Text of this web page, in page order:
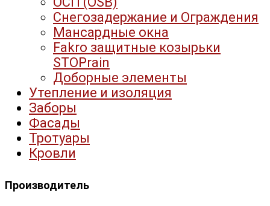
Снегозадержание и Ограждения
Мансардные окна
Fakro защитные козырьки
STOPrain
Доборные элементы
Утепление и изоляция
Заборы
Фасады
Тротуары
Кровли
Производитель